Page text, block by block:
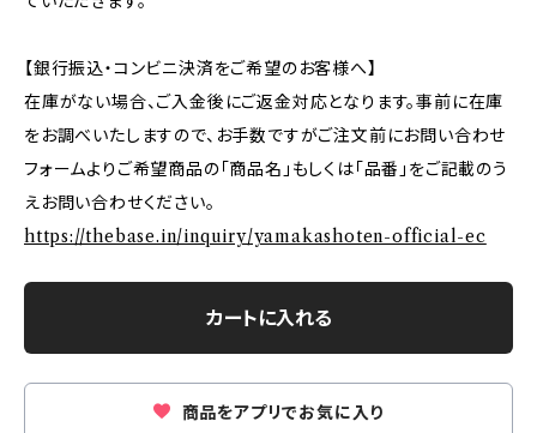
【銀行振込・コンビニ決済をご希望のお客様へ】
在庫がない場合、ご入金後にご返金対応となります。事前に在庫
をお調べいたしますので、お手数ですがご注文前にお問い合わせ
フォームよりご希望商品の「商品名」もしくは「品番」をご記載のう
えお問い合わせください。
https://thebase.in/inquiry/yamakashoten-official-ec
カートに入れる
商品をアプリでお気に入り